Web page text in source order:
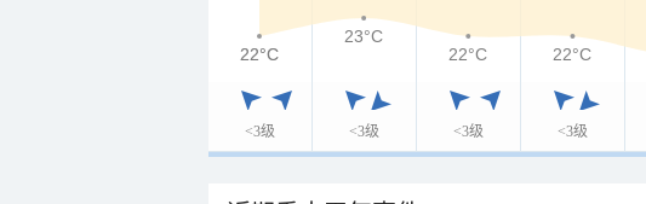
<3级 <3级 <3级 <3级
22°C
22°C
23°C
22°C
22°C